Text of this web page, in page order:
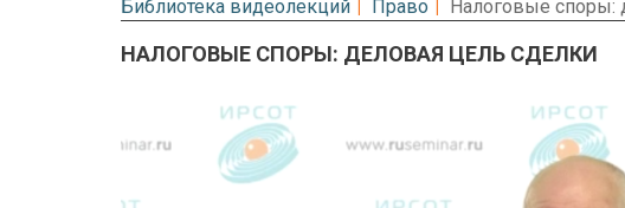
Библиотека видеолекций Право Налоговые споры:
НАЛОГОВЫЕ СПОРЫ: ДЕЛОВАЯ ЦЕЛЬ СДЕЛКИ
Предварительный просмотр.